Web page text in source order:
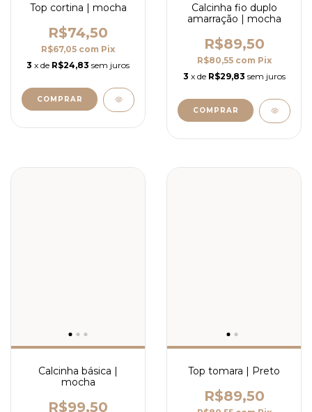
Top cortina | mocha
R$74,50
R$67,05 com Pix
3 x de R$24,83 sem juros
COMPRAR
Calcinha fio duplo
amarração | mocha
R$89,50
R$80,55 com Pix
3 x de R$29,83 sem juros
COMPRAR
Calcinha básica |
mocha
R$99,50
Top tomara | Preto
R$89,50